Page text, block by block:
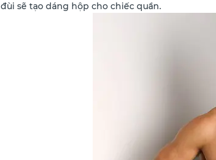
đùi sẽ tạo dáng hộp cho chiếc quần.